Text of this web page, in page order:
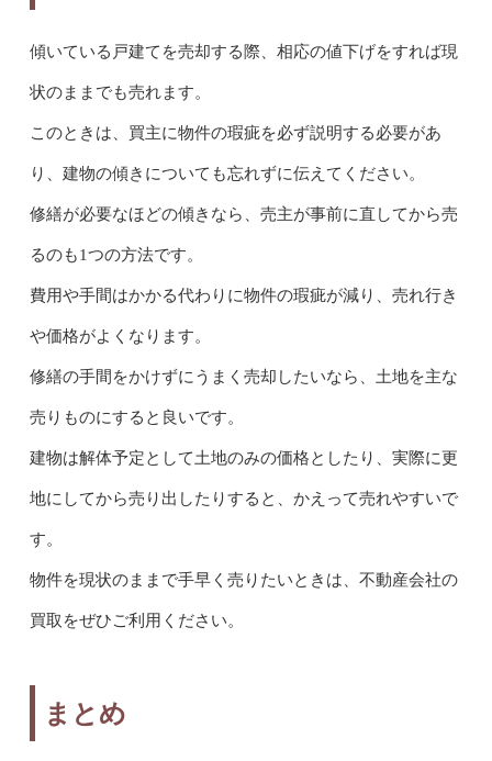
傾いている戸建てを売却する際、相応の値下げをすれば現
状のままでも売れます。
このときは、買主に物件の瑕疵を必ず説明する必要があ
り、建物の傾きについても忘れずに伝えてください。
修繕が必要なほどの傾きなら、売主が事前に直してから売
るのも1つの方法です。
費用や手間はかかる代わりに物件の瑕疵が減り、売れ行き
や価格がよくなります。
修繕の手間をかけずにうまく売却したいなら、土地を主な
売りものにすると良いです。
建物は解体予定として土地のみの価格としたり、実際に更
地にしてから売り出したりすると、かえって売れやすいで
す。
物件を現状のままで手早く売りたいときは、不動産会社の
買取をぜひご利用ください。
まとめ